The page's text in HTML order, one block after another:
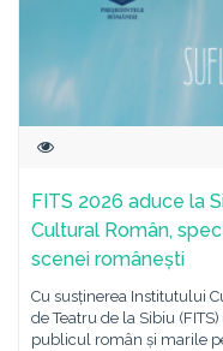
FITS 2026 aduce la
Cultural Român,
scenei românești
Cu susținerea Institutului
de Teatru de la Sibiu
publicul român și marile